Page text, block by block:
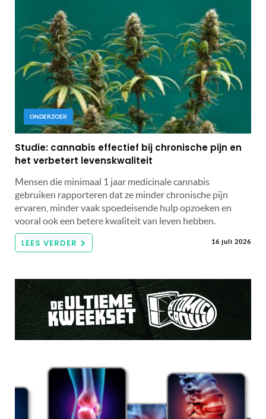
ONDERZOEK
Studie: cannabis effectief bij chronische pijn en
het verbetert levenskwaliteit
Mensen die minimaal 1 jaar medicinale cannabis
gebruiken rapporteren dat ze minder chronische pijn
ervaren, minder vaak spoedeisende hulp opzoeken en
vooral ook een betere kwaliteit van leven hebben.
LEES VERDER 16 juli 2026